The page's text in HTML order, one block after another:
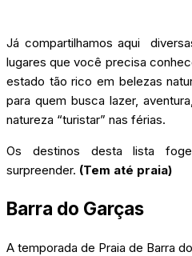
Já compartilhamos aqui
lugares que você precisa
estado tão rico em belezas
para quem busca lazer,
natureza “turistar” nas férias.
Os destinos desta lista
surpreender. (Tem até praia)
Barra do Garças
A temporada de Praia de Barra